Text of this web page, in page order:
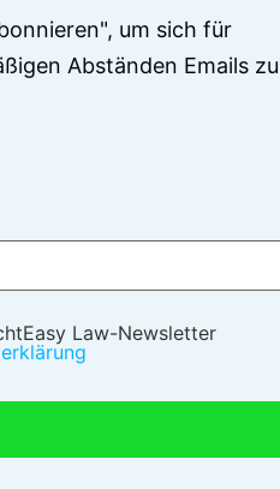
um sich für
Abständen Emails zu
Law-Newsletter